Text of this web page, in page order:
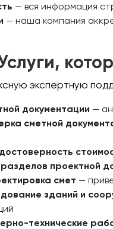
— вся информация
— наша компания
экспертную
документации —
сметной
проектной
смет —
зданий и
технические